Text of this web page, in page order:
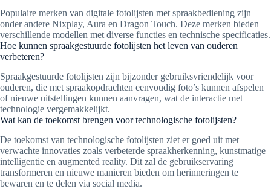
Populaire merken van digitale fotolijsten met spraakbediening zijn
onder andere Nixplay, Aura en Dragon Touch. Deze merken bieden
verschillende modellen met diverse functies en technische specificaties.
Hoe kunnen spraakgestuurde fotolijsten het leven van ouderen
verbeteren?
Spraakgestuurde fotolijsten zijn bijzonder gebruiksvriendelijk voor
ouderen, die met spraakopdrachten eenvoudig foto’s kunnen afspelen
of nieuwe uitstellingen kunnen aanvragen, wat de interactie met
technologie vergemakkelijkt.
Wat kan de toekomst brengen voor technologische fotolijsten?
De toekomst van technologische fotolijsten ziet er goed uit met
verwachte innovaties zoals verbeterde spraakherkenning, kunstmatige
intelligentie en augmented reality. Dit zal de gebruikservaring
transformeren en nieuwe manieren bieden om herinneringen te
bewaren en te delen via social media.